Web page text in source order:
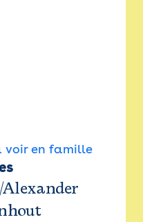
voir en famille